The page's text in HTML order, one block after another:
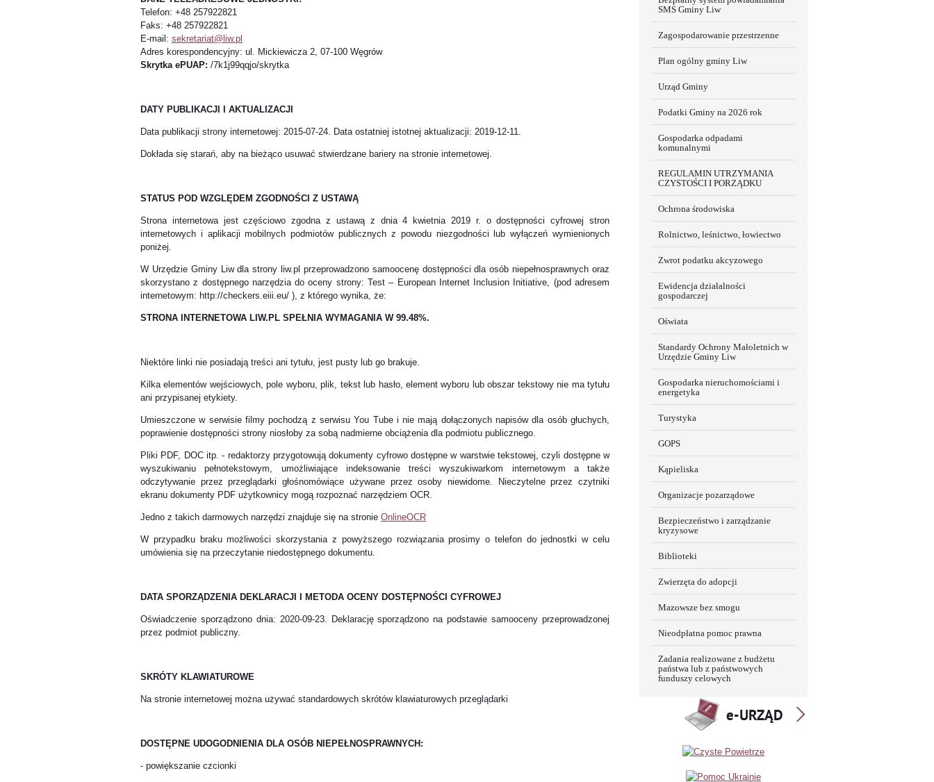
Telefon: +48 257922821
Faks: +48 257922821
E-mail: sekretariat@liw.pl
Adres korespondencyjny: ul. Mickiewicza 2, 07-100 Węgrów
Skrytka ePUAP: /7k1j99qqjo/skrytka
DATY PUBLIKACJI I AKTUALIZACJI
Data publikacji strony internetowej: 2015-07-24. Data ostatniej istotnej aktualizacji: 2019-12-11.
Dokłada się starań, aby na bieżąco usuwać stwierdzane bariery na stronie internetowej.
STATUS POD WZGLĘDEM ZGODNOŚCI Z USTAWĄ
Strona internetowa jest częściowo zgodna z ustawą z dnia 4 kwietnia 2019 r. o dostępności cyfrowej stron
internetowych i aplikacji mobilnych podmiotów publicznych z powodu niezgodności lub wyłączeń wymienionych
poniżej.
W Urzędzie Gminy Liw dla strony liw.pl przeprowadzono samoocenę dostępności dla osób niepełnosprawnych oraz
skorzystano z dostępnego narzędzia do oceny strony: Test – European Internet Inclusion Initiative, (pod adresem
internetowym: http://checkers.eiii.eu/ ), z którego wynika, że:
STRONA INTERNETOWA LIW.PL SPEŁNIA WYMAGANIA W 99.48%.
Niektóre linki nie posiadają treści ani tytułu, jest pusty lub go brakuje.
Kilka elementów wejściowych, pole wyboru, plik, tekst lub hasło, element wyboru lub obszar tekstowy nie ma tytułu
ani przypisanej etykiety.
Umieszczone w serwisie filmy pochodzą z serwisu You Tube i nie mają dołączonych napisów dla osób głuchych,
poprawienie dostępności strony niosłoby za sobą nadmierne obciążenia dla podmiotu publicznego.
Pliki PDF, DOC itp. - redaktorzy przygotowują dokumenty cyfrowo dostępne w warstwie tekstowej, czyli dostępne w
wyszukiwaniu pełnotekstowym, umożliwiające indeksowanie treści wyszukiwarkom internetowym a także
odczytywanie przez przeglądarki głośnomówiące używane przez osoby niewidome. Nieczytelne przez czytniki
ekranu dokumenty PDF użytkownicy mogą rozpoznać narzędziem OCR.
Jedno z takich darmowych narzędzi znajduje się na stronie OnlineOCR
W przypadku braku możliwości skorzystania z powyższego rozwiązania prosimy o telefon do jednostki w celu
umówienia się na przeczytanie niedostępnego dokumentu.
DATA SPORZĄDZENIA DEKLARACJI I METODA OCENY DOSTĘPNOŚCI CYFROWEJ
Oświadczenie sporządzono dnia: 2020-09-23. Deklarację sporządzono na podstawie samooceny przeprowadzonej
przez podmiot publiczny.
SKRÓTY KLAWIATUROWE
Na stronie internetowej można używać standardowych skrótów klawiaturowych przeglądarki
DOSTĘPNE UDOGODNIENIA DLA OSÓB NIEPEŁNOSPRAWNYCH:
- powiększanie czcionki
SMS Gminy Liw
Zagospodarowanie przestrzenne
Plan ogólny gminy Liw
Urząd Gminy
Podatki Gminy na 2026 rok
Gospodarka odpadami
komunalnymi
REGULAMIN UTRZYMANIA
CZYSTOŚCI I PORZĄDKU
Ochrona środowiska
Rolnictwo, leśnictwo, łowiectwo
Zwrot podatku akcyzowego
Ewidencja działalności
gospodarczej
Oświata
Standardy Ochrony Małoletnich w
Urzędzie Gminy Liw
Gospodarka nieruchomościami i
energetyka
Turystyka
GOPS
Kąpieliska
Organizacje pozarządowe
Bezpieczeństwo i zarządzanie
kryzysowe
Biblioteki
Zwierzęta do adopcji
Mazowsze bez smogu
Nieodpłatna pomoc prawna
Zadania realizowane z budżetu
państwa lub z państwowych
funduszy celowych